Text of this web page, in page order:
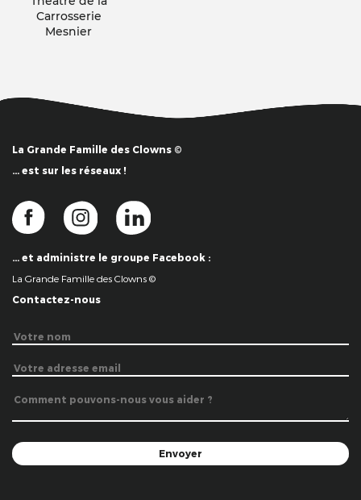
Carrosserie
Mesnier
La Grande Famille des Clowns ©
… est sur les réseaux !
… et administre le groupe Facebook :
La Grande Famille des Clowns ©
Contactez-nous